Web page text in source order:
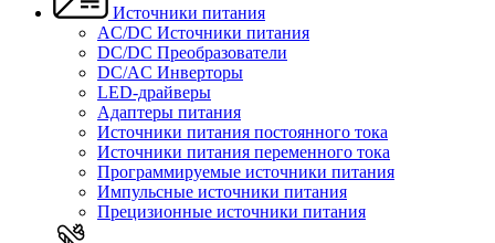
Источники питания
AC/DC Источники питания
DC/DC Преобразователи
DC/AC Инверторы
LED-драйверы
Адаптеры питания
Источники питания постоянного тока
Источники питания переменного тока
Программируемые источники питания
Импульсные источники питания
Прецизионные источники питания